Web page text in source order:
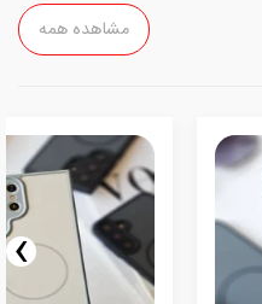
مشاهده همه
›